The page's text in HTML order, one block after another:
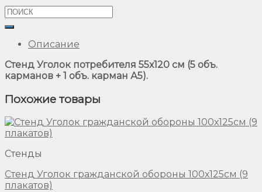
Описание
Стенд Уголок потребителя 55х120 см (5 объ.
карманов + 1 объ. карман А5).
Похожие товары
Стенды
Стенд Уголок гражданской обороны 100х125см (9
плакатов)